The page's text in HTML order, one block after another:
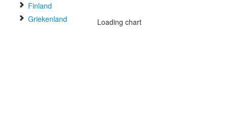
Finland
Griekenland
Loading chart